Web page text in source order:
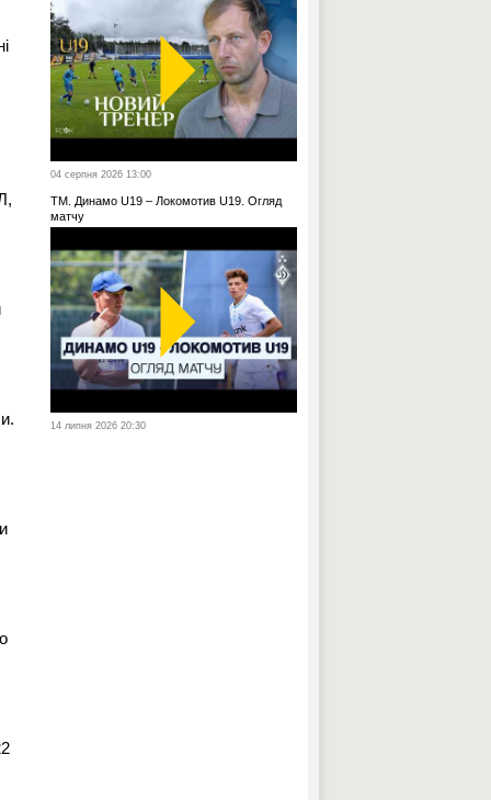
04 серпня 2026 13:00
ТМ. Динамо U19 – Локомотив U19. Огляд
матчу
14 липня 2026 20:30